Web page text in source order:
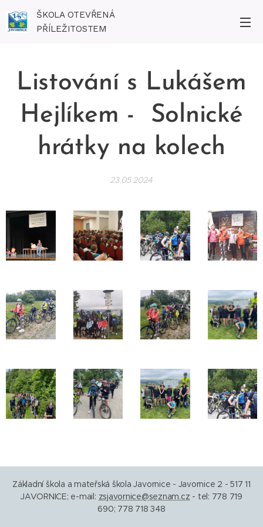
ŠKOLA OTEVŘENÁ
PŘÍLEŽITOSTEM
Listování s Lukášem
Hejlíkem - Solnické
hrátky na kolech
23.05.2024
Základní škola a mateřská škola Javornice - Javornice 2 - 517 11
JAVORNICE; e-mail: zsjavornice@seznam.cz - tel: 778 719
690; 778 718 348